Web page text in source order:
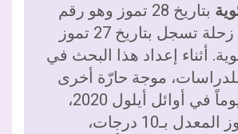
بتاريخ 28 تموز وهو رقم
قياسي جديد. زحلة تسجل بتاريخ 27 تموز
مئوية. أثناء إعداد هذا البحث في
موجة حارّة أخرى
لأكثر من 12 يوماً في أوائل أيلول 2020،
وبحرارة تتجاوز المعدل بـ10 درجات،